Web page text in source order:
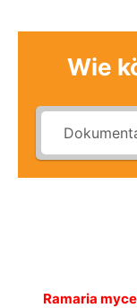
Wie
Ramaria